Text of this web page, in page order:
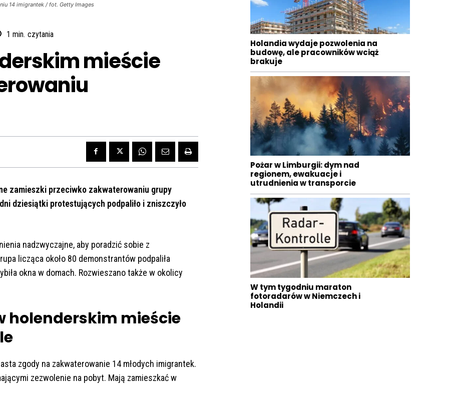
14 imigrantek / fot. Getty Images
1 min. czytania
mieście
zamieszki przeciwko zakwaterowaniu grupy
dziesiątki protestujących podpaliło i zniszczyło
nadzwyczajne, aby poradzić sobie z
licząca około 80 demonstrantów podpaliła
okna w domach. Rozwieszano także w okolicy
holenderskim mieście
zgody na zakwaterowanie 14 młodych imigrantek.
zezwolenie na pobyt. Mają zamieszkać w
Holandia wydaje pozwolenia na
budowę, ale pracowników wciąż
brakuje
Pożar w Limburgii: dym nad
regionem, ewakuacje i
utrudnienia w transporcie
W tym tygodniu maraton
fotoradarów w Niemczech i
Holandii